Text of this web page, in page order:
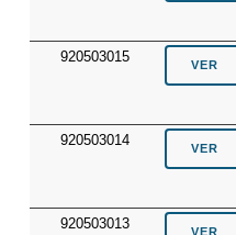
920503015
920503014
920503013